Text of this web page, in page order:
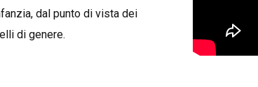
dal punto di vista dei
di genere.